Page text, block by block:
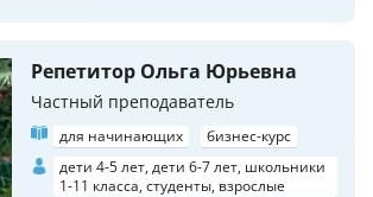
Репетитор Ольга Юрьевна
Частный преподаватель
для начинающих
бизнес-курс
дети 4-5 лет, дети 6-7 лет, школьники
1-11 класса, студенты, взрослые